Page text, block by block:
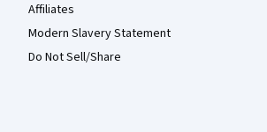
Affiliates
Modern Slavery Statement
Do Not Sell/Share